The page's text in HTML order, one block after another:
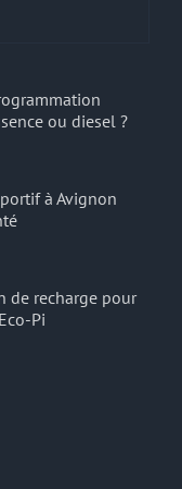
ou diesel ?
à Avignon
de recharge pour
Pi